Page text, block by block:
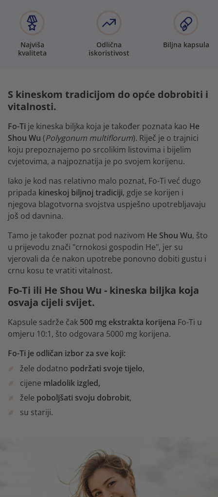
Najviša
kvaliteta
Odlična
iskoristivost
Biljna kapsula
S kineskom tradicijom do opće dobrobiti i
vitalnosti.
Fo-Ti je kineska biljka koja je također poznata kao He
Shou Wu (Polygonum multiflorum). Riječ je o trajnici
koju prepoznajemo po srcolikim listovima i bijelim
cvjetovima, a najpoznatija je po svojem korijenu.
Iako je kod nas relativno malo poznat, Fo-Ti već dugo
pripada kineskoj biljnoj tradiciji, gdje se korijen i
njegova blagotvorna svojstva uspješno upotrebljavaju
još od davnina.
Tamo je također poznat pod nazivom He Shou Wu, što
u prijevodu znači "crnokosi gospodin He", jer su
vjerovali da će nakon upotrebe ponovno dobiti gustu i
crnu kosu te vratiti vitalnost.
Fo-Ti ili He Shou Wu - kineska biljka koja
osvaja cijeli svijet.
Kapsule sadrže čak 500 mg ekstrakta korijena Fo-Ti u
omjeru 10:1, što odgovara 5000 mg korijena.
Fo-Ti je odličan izbor za sve koji:
žele dodatno podržati svoje tijelo,
cijene mladolik izgled,
žele poboljšati svoju dobrobit,
su stariji.